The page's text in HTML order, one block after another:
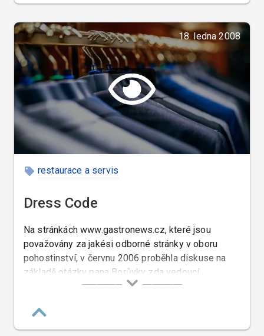
18. ledna 2008
restaurace a servis
Dress Code
Na stránkách www.gastronews.cz, které jsou
považovány za jakési odborné stránky v oboru
pohostinství, v červnu 2006 proběhla diskuse na
základě otázky pana Borůvky zda vedoucí
restauace má právo požadovat od zaměsnance v